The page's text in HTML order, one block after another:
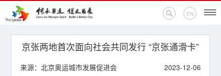
EN
首页
新闻中心
京张两地首次面向社会共同发行 “京张通滑卡”
来源：北京奥运城市发展促进会 2023-12-06